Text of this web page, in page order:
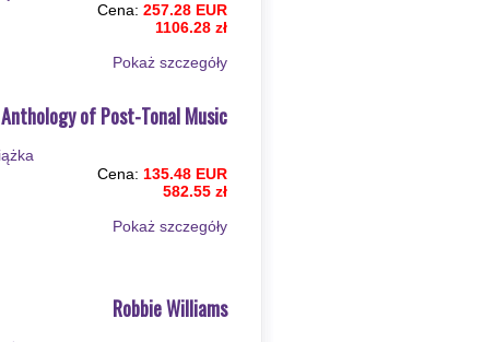
Cena: 257.28 EUR
1106.28 zł
Pokaż szczegόły
Anthology of Post-Tonal Music
Cena: 135.48 EUR
582.55 zł
Pokaż szczegόły
Robbie Williams